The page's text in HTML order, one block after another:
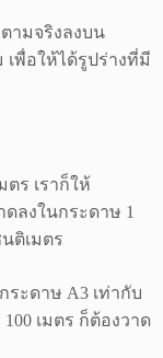
ามจริงลงบน
พื่อให้ได้รูปร่างที่มี
ตร เราก็ให้
ลงในกระดาษ 1
ติเมตร
ระดาษ A3 เท่ากับ
เมตร ก็ต้องวาด